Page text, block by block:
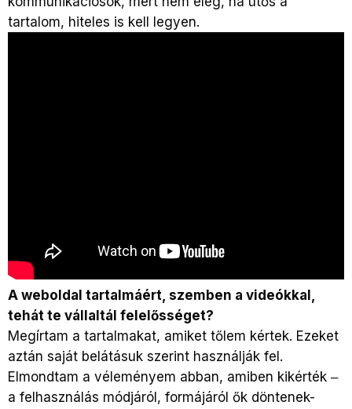
tartalom, hiteles is kell legyen.
A weboldal tartalmáért, szemben a videókkal,
tehát te vállaltál felelősséget?
Megírtam a tartalmakat, amiket tőlem kértek. Ezeket
aztán saját belátásuk szerint használják fel.
Elmondtam a véleményem abban, amiben kikérték ‒
a felhasználás módjáról, formájáról ők döntenek-